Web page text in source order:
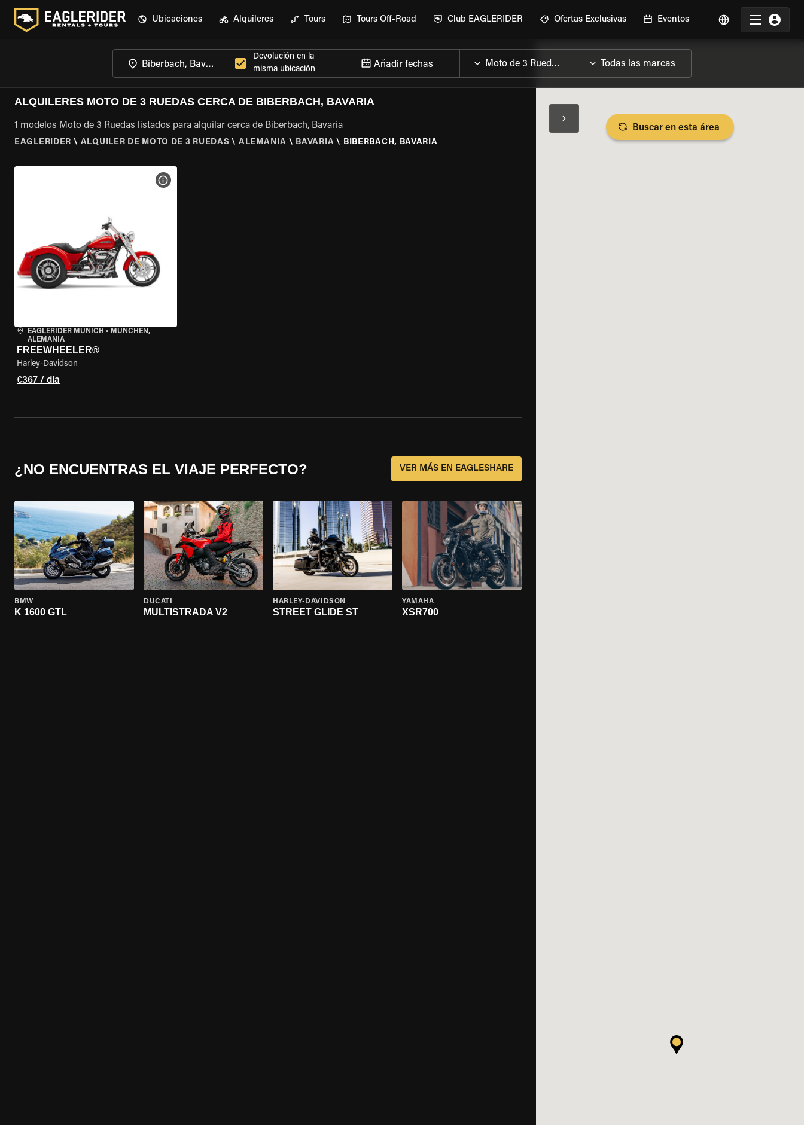
Ubicaciones Alquileres Tours Tours Off-Road Club EAGLERIDER Ofertas Exclusivas Eventos
Devolución en la
misma ubicación
Añadir fechas
ALQUILERES MOTO DE 3 RUEDAS CERCA DE BIBERBACH, BAVARIA
1 modelos Moto de 3 Ruedas listados para alquilar cerca de Biberbach, Bavaria
EAGLERIDER \ ALQUILER DE MOTO DE 3 RUEDAS \ ALEMANIA \ BAVARIA \ BIBERBACH, BAVARIA
EAGLERIDER MUNICH • MÜNCHEN,
ALEMANIA
FREEWHEELER®
Harley-Davidson
€367 / día
VER ESPECIFICACIONES DE LA MOTO
¿NO ENCUENTRAS EL VIAJE PERFECTO? VER MÁS EN EAGLESHARE
BMW
K 1600 GTL
DUCATI
MULTISTRADA V2
HARLEY-DAVIDSON
STREET GLIDE ST
YAMAHA
XSR700
Buscar en esta área